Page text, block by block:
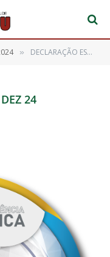
» DECLARAÇÃO ESTAGIÁRIO DEZ 24
24